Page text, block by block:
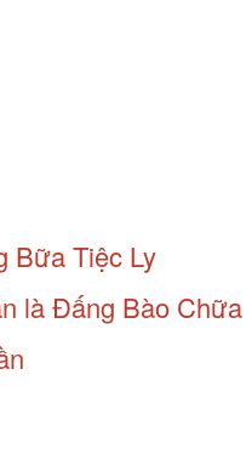
Bữa Tiệc Ly
là Đấng Bào Chữa